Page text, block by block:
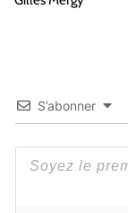
S’abonner